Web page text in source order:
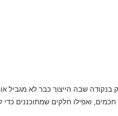
בנקודה שבה הייצור כבר לא מגביל
חכמים, ואפילו חלקים שמתוכננים